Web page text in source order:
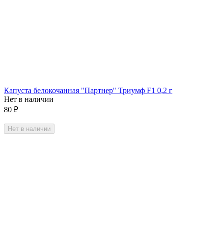
Капуста белокочанная "Партнер" Триумф F1 0,2 г
Нет в наличии
80 ₽
Нет в наличии